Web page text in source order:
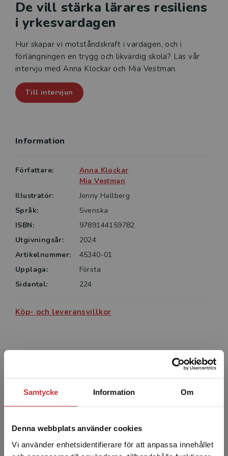
Samtycke Information Om
Denna webbplats använder cookies
Vi använder enhetsidentifierare för att anpassa innehållet
De vill stärka lärares resiliens
i yrkesvardagen
Hur skapar vi motståndskraft i vardagen, och i
förlängningen en trygg och likvärdig skola? Läs vår
intervju med Anna Klockar och Mia Vestman.
Till intervjun
Information
Författare:
Anna Klockar
Mia Vestman
Illustratör:
Jonny Hallberg
Språk:
Svenska
ISBN:
9789144159782
Utgivningsår:
2024
Artikelnummer:
45340-01
Upplaga:
Första
Sidantal:
224
Köp- och leveransvillkor
Författare
Anna Klockar